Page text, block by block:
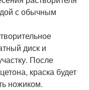
с обычным
диск и
После
краска будет
ножиком.